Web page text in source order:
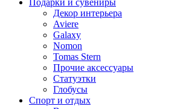
Подарки и сувениры
Декор интерьера
Aviere
Galaxy
Nomon
Tomas Stern
Прочие аксессуары
Статуэтки
Глобусы
Спорт и отдых